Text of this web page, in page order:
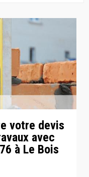
votre devis
avec
à Le Bois